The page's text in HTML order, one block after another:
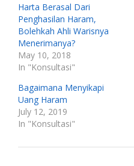
Harta Berasal Dari
Penghasilan Haram,
Bolehkah Ahli Warisnya
Menerimanya?
May 10, 2018
In "Konsultasi"
Bagaimana Menyikapi
Uang Haram
July 12, 2019
In "Konsultasi"